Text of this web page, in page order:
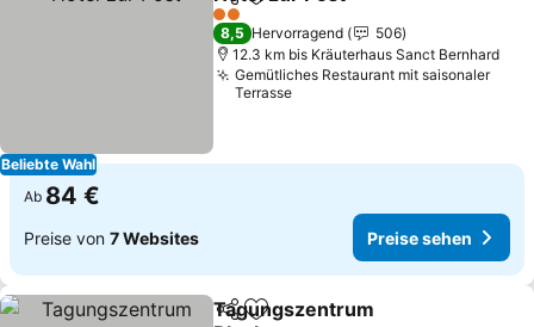
Beliebte Wahl
TeilenZu Favoriten hinzufügen
2 Sterne
8,5 Hervorragend
506
12.3 km bis Kräuterhaus Sanct Bernhard
Gemütliches Restaurant mit saisonaler
Terrasse
Ab 84 €
Preise von 7 Websites Preise sehen
TeilenZu Favoriten hinzufügen
Tagungszentrum